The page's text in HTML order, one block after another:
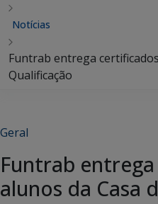
Notícias
Funtrab entrega
Qualificação
Geral
Funtrab
alunos da Casa